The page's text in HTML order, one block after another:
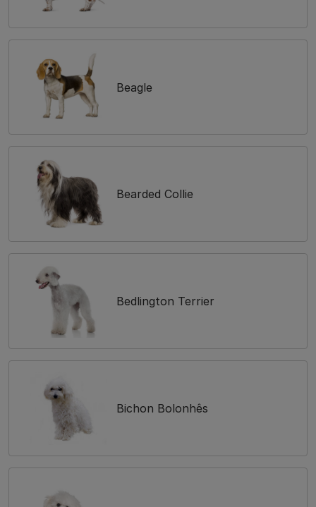
Beagle
Bearded Collie
Bedlington Terrier
Bichon Bolonhês